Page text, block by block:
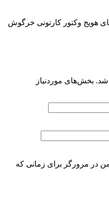
هویج وکتور کارتونی خرگوش
شد. بخش‌های موردنیاز
در مرورگر برای زمانی که